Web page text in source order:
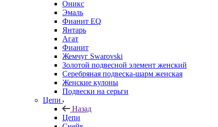
Оникс
Эмаль
Фианит EQ
Янтарь
Агат
Фианит
Жемчуг Swarovski
Золотой подвесной элемент женcкий
Серебряная подвеска-шарм женская
Женские кулоны
Подвески на серьги
Цепи
Назад
Цепи